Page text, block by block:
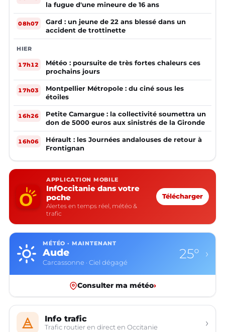
la fugue d'une mineure de 16 ans
08h07
Gard : un jeune de 22 ans blessé dans un
accident de trottinette
HIER
17h12
Météo : poursuite de très fortes chaleurs ces
prochains jours
17h03
Montpellier Métropole : du ciné sous les
étoiles
16h26
Petite Camargue : la collectivité soumettra un
don de 5000 euros aux sinistrés de la Gironde
16h06
Hérault : les Journées andalouses de retour à
Frontignan
APPLICATION MOBILE
InfOccitanie dans votre
poche
Alertes en temps réel, météo &
trafic
Télécharger
MÉTÉO · MAINTENANT
Aude
Carcassonne · Ciel dégagé
25° ›
Consulter ma météo›
Info trafic
Trafic routier en direct en Occitanie ›